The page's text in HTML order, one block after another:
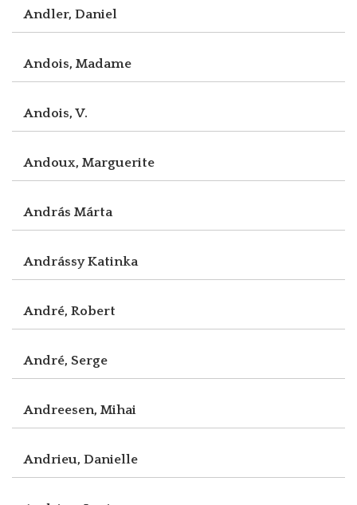
Andler, Daniel
Andois, Madame
Andois, V.
Andoux, Marguerite
András Márta
Andrássy Katinka
André, Robert
André, Serge
Andreesen, Mihai
Andrieu, Danielle